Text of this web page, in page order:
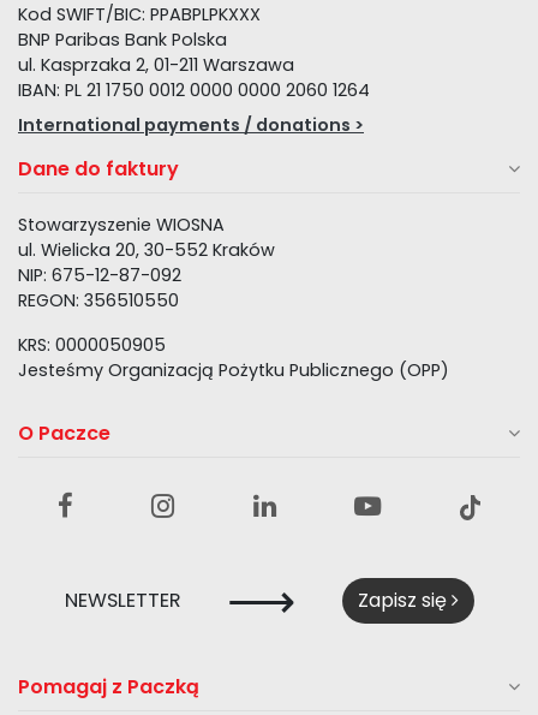
Kod SWIFT/BIC: PPABPLPKXXX
BNP Paribas Bank Polska
ul. Kasprzaka 2, 01-211 Warszawa
IBAN: PL 21 1750 0012 0000 0000 2060 1264
International payments / donations >
Dane do faktury
Stowarzyszenie WIOSNA
ul. Wielicka 20, 30-552 Kraków
NIP: 675-12-87-092
REGON: 356510550
KRS: 0000050905
Jesteśmy Organizacją Pożytku Publicznego (OPP)
O Paczce
NEWSLETTER ⟶ Zapisz się
Pomagaj z Paczką